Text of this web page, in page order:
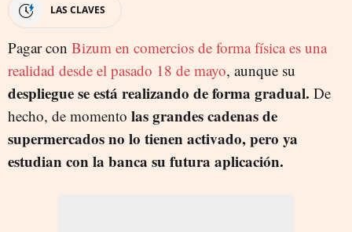
LAS CLAVES
Pagar con Bizum en comercios de forma física es una
realidad desde el pasado 18 de mayo, aunque su
despliegue se está realizando de forma gradual. De
hecho, de momento las grandes cadenas de
supermercados no lo tienen activado, pero ya
estudian con la banca su futura aplicación.